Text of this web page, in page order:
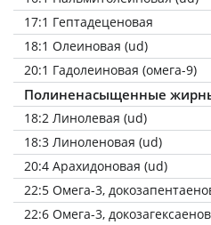
17:1 Гептадеценовая
18:1 Олеиновая (ud)
20:1 Гадолеиновая (омега-9)
Полиненасыщенные
18:2 Линолевая (ud)
18:3 Линоленовая (ud)
20:4 Арахидоновая (ud)
22:5 Омега-3,
22:6 Омега-3,